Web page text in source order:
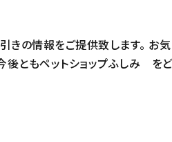
きの情報をご提供致します。 お
今後ともペットショップふしみ を